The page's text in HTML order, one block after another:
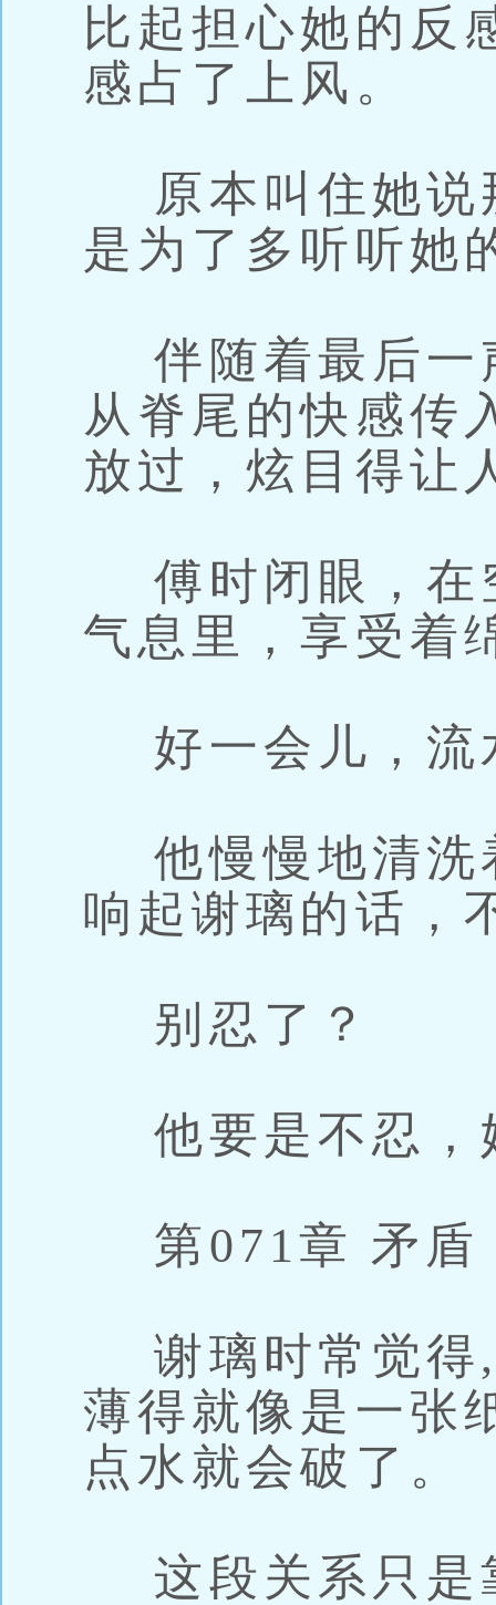
比起担心她的反
感占了上风。
原本叫住她说
是为了多听听她
伴随着最后一
从脊尾的快感传
放过，炫目得让
傅时闭眼，在
气息里，享受着
好一会儿，流
他慢慢地清洗
响起谢璃的话，
别忍了？
他要是不忍，
第071章 矛盾
谢璃时常觉得,
薄得就像是一张
点水就会破了。
这段关系只是